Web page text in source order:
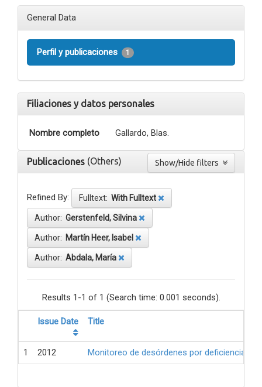
General Data
Perfil y publicaciones 1
Filiaciones y datos personales
Nombre completo Gallardo, Blas.
Publicaciones (Others)
Refined By: Fulltext: With Fulltext
Author: Gerstenfeld, Silvina
Author: Martín Heer, Isabel
Author: Abdala, María
Results 1-1 of 1 (Search time: 0.001 seconds).
Issue Date Title
1 2012 Monitoreo de desórdenes por deficiencia